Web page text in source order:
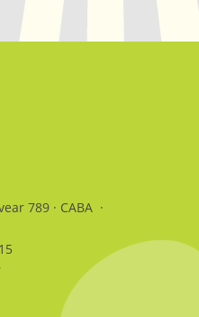
789 · CABA ·